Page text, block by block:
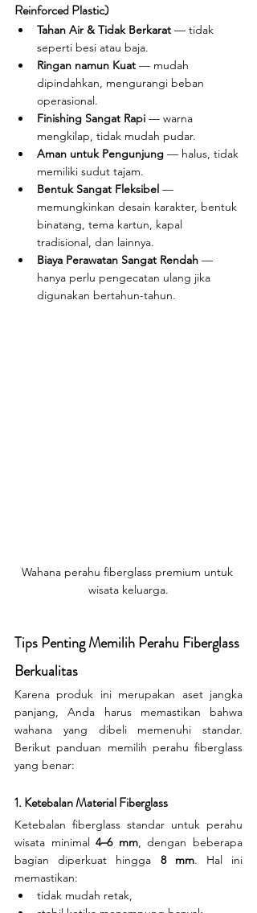
Reinforced Plastic)
Tahan Air & Tidak Berkarat — tidak
seperti besi atau baja.
Ringan namun Kuat — mudah
dipindahkan, mengurangi beban
operasional.
Finishing Sangat Rapi — warna
mengkilap, tidak mudah pudar.
Aman untuk Pengunjung — halus, tidak
memiliki sudut tajam.
Bentuk Sangat Fleksibel —
memungkinkan desain karakter, bentuk
binatang, tema kartun, kapal
tradisional, dan lainnya.
Biaya Perawatan Sangat Rendah —
hanya perlu pengecatan ulang jika
digunakan bertahun-tahun.
Wahana perahu fiberglass premium untuk
wisata keluarga.
Tips Penting Memilih Perahu Fiberglass
Berkualitas
Karena produk ini merupakan aset jangka
panjang, Anda harus memastikan bahwa
wahana yang dibeli memenuhi standar.
Berikut panduan memilih perahu fiberglass
yang benar:
1. Ketebalan Material Fiberglass
Ketebalan fiberglass standar untuk perahu
wisata minimal 4–6 mm, dengan beberapa
bagian diperkuat hingga 8 mm. Hal ini
memastikan:
tidak mudah retak,